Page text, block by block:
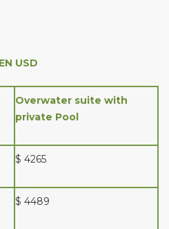
USD
Overwater suite with
private Pool
$ 4265
$ 4489